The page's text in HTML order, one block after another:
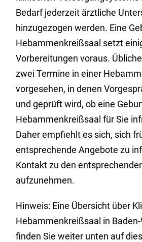
Bedarf jederzeit ärztliche
hinzugezogen werden. Eine
Hebammenkreißsaal setzt
Vorbereitungen voraus.
zwei Termine in einer
vorgesehen, in denen
und geprüft wird, ob eine
Hebammenkreißsaal für Sie
Daher empfiehlt es sich, sich
entsprechende Angebote zu
Kontakt zu den
aufzunehmen.
Hinweis: Eine Übersicht über
Hebammenkreißsaal in
finden Sie weiter unten auf